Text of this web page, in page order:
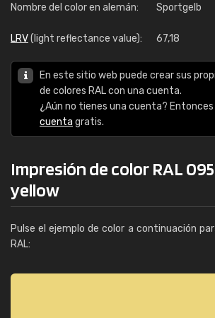
Nombre del color en alemán:
Sportgelb
LRV(light reflectance value): 67,18
En este sitio web puede crear sus
de colores RAL con una cuenta.
¿Aún no tienes una cuenta? Entonces
cuenta gratis.
Impresión de color RAL
yellow
Pulse el ejemplo de color a continuación
RAL: